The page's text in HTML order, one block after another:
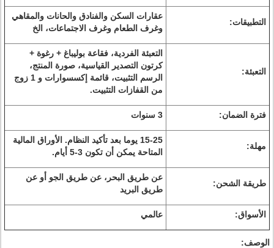
التطبيقات:
عقارات السكن والفنادق والحانات والمقاهي
وغرف الطعام وغرف الاجتماعات، الخ
التعبئة:
التعبئة الفردية، فقاعة بوليباغ + رغوة +
كرتون التصدير القياسية، صورة المنتج،
الرسم التثبيت، قائمة إكسسوارات و 1 زوج
من القفازات التثبيت.
فترة الضمان: 3 سنوات
مهلة:
15-25 يوما بعد تأكيد النظام.
الأوراق المالية
المتاحة يمكن أن تكون 3-5 أيام.
طريقة الشحن:
عن طريق البحر، عن طريق الجو أو عن
طريق البريد
الأسواق: عالمي
الوصف: